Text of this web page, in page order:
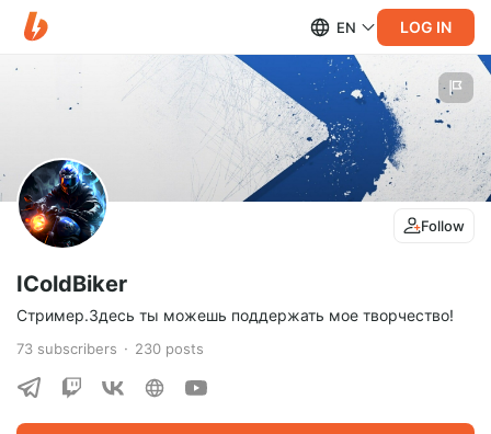
EN LOG IN
Follow
IColdBiker
Стример.Здесь ты можешь поддержать мое творчество!
73 subscribers 230 posts